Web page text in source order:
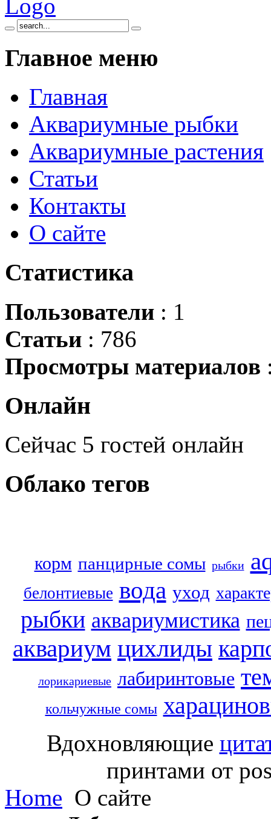
Главное меню
Главная
Аквариумные рыбки
Аквариумные растения
Статьи
Контакты
О сайте
Статистика
Пользователи : 1
Статьи : 786
Просмотры материалов
Онлайн
Сейчас 5 гостей онлайн
Облако тегов
корм панцирные сомы рыбки
белонтиевые вода уход
рыбки аквариумистика
аквариум цихлиды
лорикариевые лабиринтовые
кольчужные сомы
Вдохновляющие
принтами от
Home О сайте